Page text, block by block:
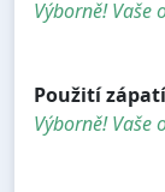
Výborně! Vaše
Použití
Výborně! Vaše